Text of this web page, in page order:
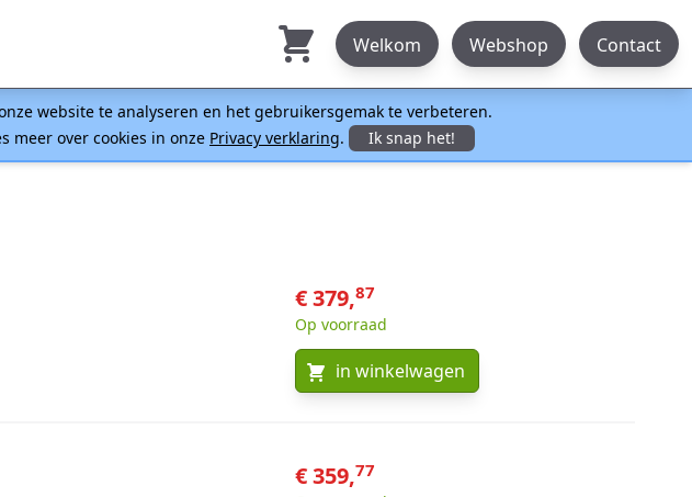
Welkom Webshop Contact
website te analyseren en het gebruikersgemak te verbeteren.
meer over cookies in onze Privacy verklaring. Ik snap het!
€ 379,87
Op voorraad
in winkelwagen
€ 359,77